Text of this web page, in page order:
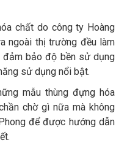
chất do công ty Hoàng
ngoài thị trường đều làm
bảo độ bền sử dụng
sử dụng nổi bật.
mẫu thùng đựng hóa
chờ gì nữa mà không
để được hướng dẫn